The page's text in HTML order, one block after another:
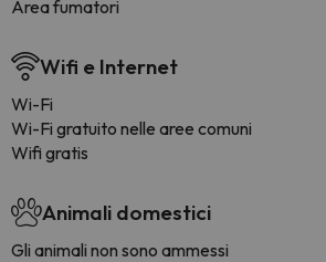
Area fumatori
Wifi e Internet
Wi-Fi
Wi-Fi gratuito nelle aree comuni
Wifi gratis
Animali domestici
Gli animali non sono ammessi